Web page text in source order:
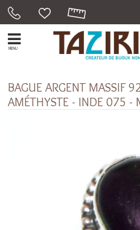
MENU
BAGUE ARGENT MASSIF
AMÉTHYSTE - INDE 075 -